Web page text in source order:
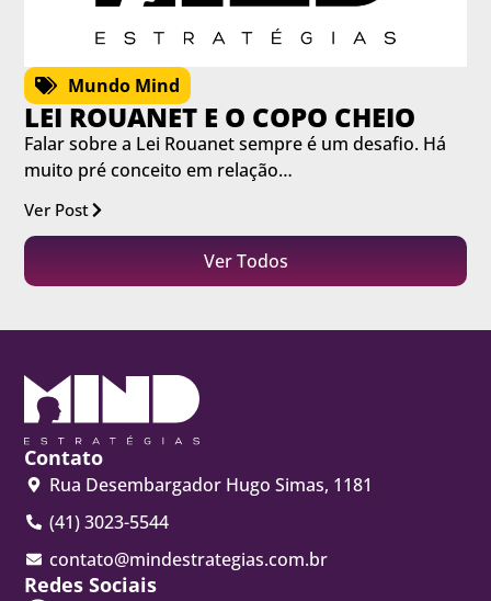
Mundo Mind
LEI ROUANET E O COPO CHEIO
Falar sobre a Lei Rouanet sempre é um desafio. Há
muito pré conceito em relação…
Ver Post
Ver Todos
Contato
Rua Desembargador Hugo Simas, 1181
(41) 3023-5544
contato@mindestrategias.com.br
Redes Sociais